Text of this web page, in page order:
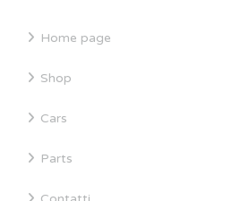
Home page
Shop
Cars
Parts